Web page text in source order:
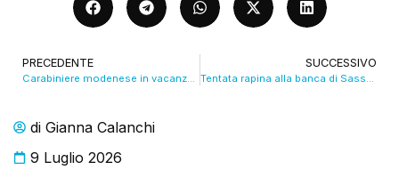
di Gianna Calanchi
9 Luglio 2026
PRECEDENTE
Carabiniere modenese in vacanza salva una donna dall’auto finita in un canale
SUCCESSIVO
Tentata rapina alla banca di Sassuolo, arrestato il presunto quarto componente della banda. VIDEO